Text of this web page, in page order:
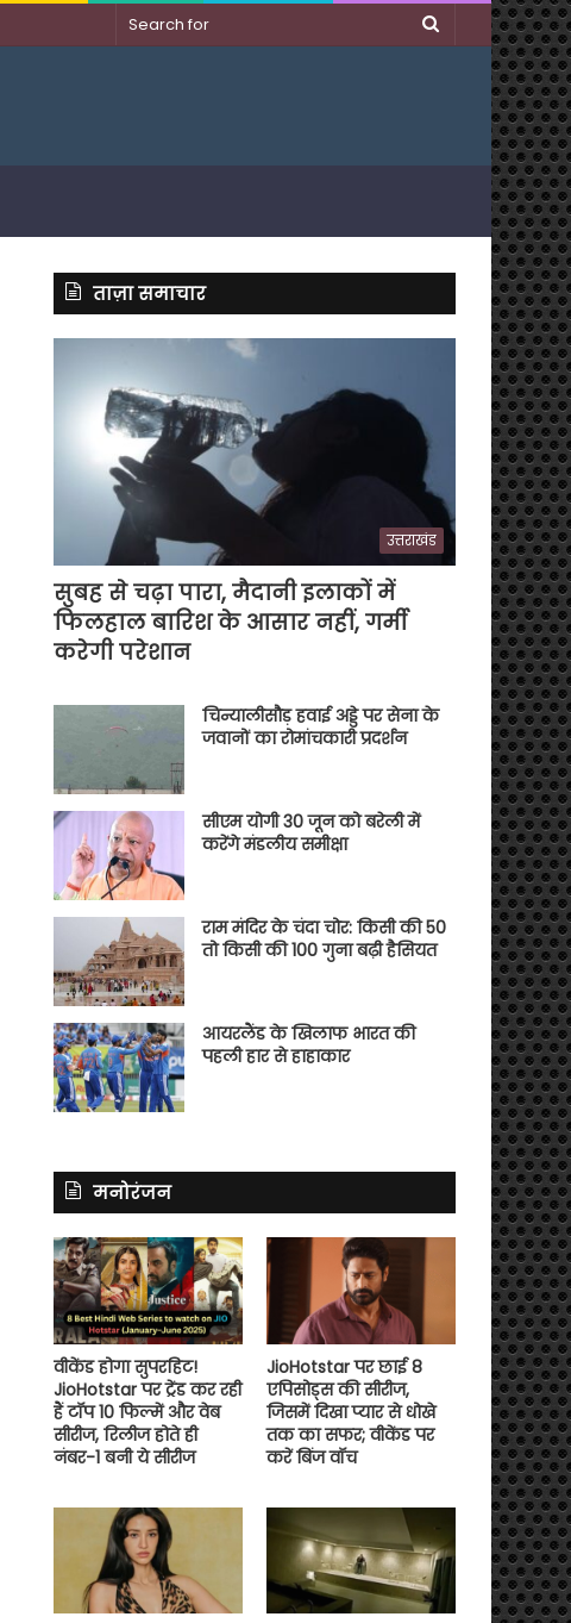
Search
ताज़ा समाचार
उत्तराखंड
सुबह से चढ़ा पारा, मैदानी इलाकों में
फिलहाल बारिश के आसार नहीं, गर्मी
करेगी परेशान
चिन्यालीसौड़ हवाई अड्डे पर सेना के
जवानों का रोमांचकारी प्रदर्शन
सीएम योगी 30 जून को बरेली में
करेंगे मंडलीय समीक्षा
राम मंदिर के चंदा चोर: किसी की 50
तो किसी की 100 गुना बढ़ी हैसियत
आयरलैंड के खिलाफ भारत की
पहली हार से हाहाकार
मनोरंजन
वीकेंड होगा सुपरहिट!
JioHotstar पर ट्रेंड कर रही
हैं टॉप 10 फिल्में और वेब
सीरीज, रिलीज होते ही
नंबर-1 बनी ये सीरीज
JioHotstar पर छाई 8
एपिसोड्स की सीरीज,
जिसमें दिखा प्यार से धोखे
तक का सफर; वीकेंड पर
करें बिंज वॉच